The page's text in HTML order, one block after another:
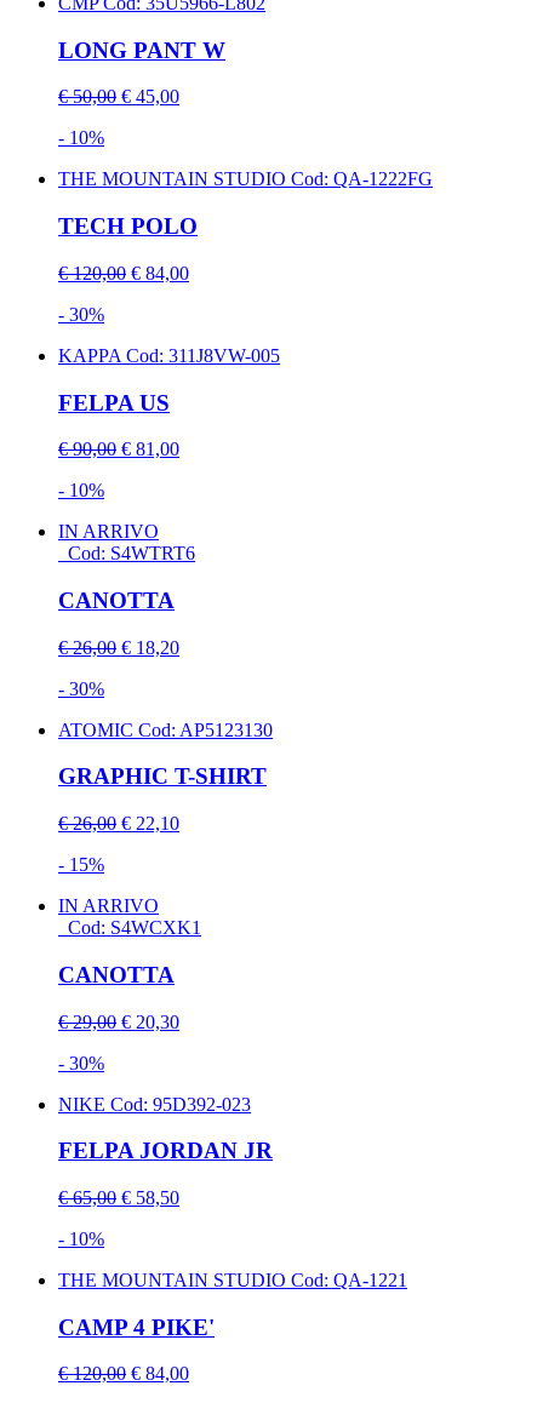
LONG PANT W
€ 50,00 € 45,00
- 10%
THE MOUNTAIN STUDIO Cod: QA-1222FG
TECH POLO
€ 120,00 € 84,00
- 30%
KAPPA Cod: 311J8VW-005
FELPA US
€ 90,00 € 81,00
- 10%
IN ARRIVO
Cod: S4WTRT6
CANOTTA
€ 26,00 € 18,20
- 30%
ATOMIC Cod: AP5123130
GRAPHIC T-SHIRT
€ 26,00 € 22,10
- 15%
IN ARRIVO
Cod: S4WCXK1
CANOTTA
€ 29,00 € 20,30
- 30%
NIKE Cod: 95D392-023
FELPA JORDAN JR
€ 65,00 € 58,50
- 10%
THE MOUNTAIN STUDIO Cod: QA-1221
CAMP 4 PIKE'
€ 120,00 € 84,00